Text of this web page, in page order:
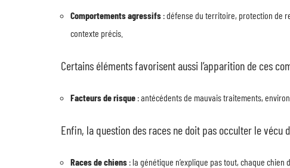
Comportements agressifs : défense du territoire, protection de
contexte précis.
Certains éléments favorisent aussi l’apparition de ces
Facteurs de risque : antécédents de mauvais traitements,
Enfin, la question des races ne doit pas occulter le vécu
Races de chiens : la génétique n’explique pas tout, chaque